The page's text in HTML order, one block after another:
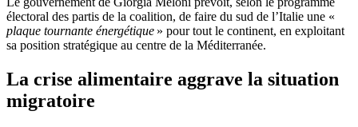
électoral des partis de la coalition, de faire du sud de l’Italie une «
plaque tournante énergétique » pour tout le continent, en exploitant
sa position stratégique au centre de la Méditerranée.
La crise alimentaire aggrave la situation
migratoire